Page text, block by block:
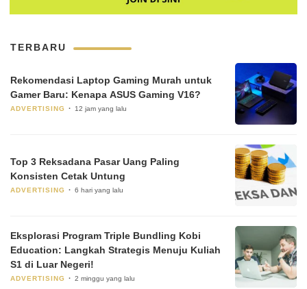
TERBARU
Rekomendasi Laptop Gaming Murah untuk
Gamer Baru: Kenapa ASUS Gaming V16?
ADVERTISING 12 jam yang lalu
Top 3 Reksadana Pasar Uang Paling
Konsisten Cetak Untung
ADVERTISING 6 hari yang lalu
Eksplorasi Program Triple Bundling Kobi
Education: Langkah Strategis Menuju Kuliah
S1 di Luar Negeri!
ADVERTISING 2 minggu yang lalu